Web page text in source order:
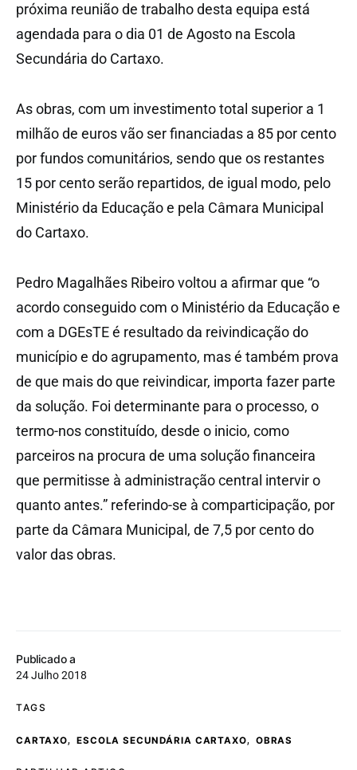
Publicado a
24 Julho 2018
TAGS
CARTAXO, ESCOLA SECUNDÁRIA CARTAXO, OBRAS
próxima reunião de trabalho desta equipa está
agendada para o dia 01 de Agosto na Escola
Secundária do Cartaxo.
As obras, com um investimento total superior a 1
milhão de euros vão ser financiadas a 85 por cento
por fundos comunitários, sendo que os restantes
15 por cento serão repartidos, de igual modo, pelo
Ministério da Educação e pela Câmara Municipal
do Cartaxo.
Pedro Magalhães Ribeiro voltou a afirmar que “o
acordo conseguido com o Ministério da Educação e
com a DGEsTE é resultado da reivindicação do
município e do agrupamento, mas é também prova
de que mais do que reivindicar, importa fazer parte
da solução. Foi determinante para o processo, o
termo-nos constituído, desde o inicio, como
parceiros na procura de uma solução financeira
que permitisse à administração central intervir o
quanto antes.” referindo-se à comparticipação, por
parte da Câmara Municipal, de 7,5 por cento do
valor das obras.